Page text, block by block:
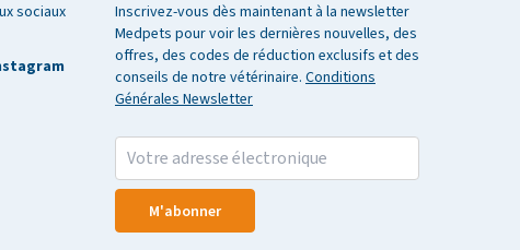
Inscrivez-vous dès maintenant à la newsletter
Medpets pour voir les dernières nouvelles, des
offres, des codes de réduction exclusifs et des
conseils de notre vétérinaire. Conditions
Générales Newsletter
M'abonner
sociaux